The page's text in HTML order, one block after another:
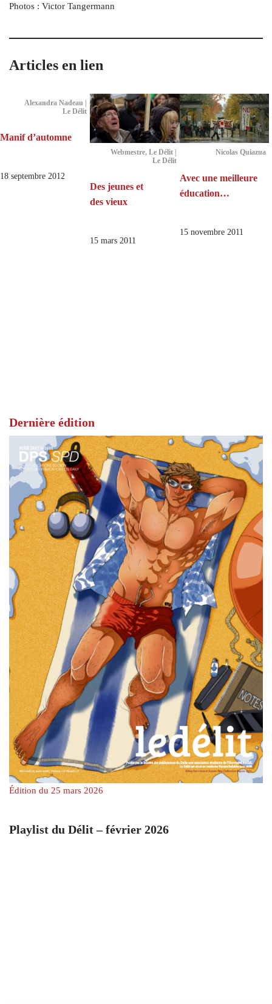
Photos : Victor Tangermann
Articles en lien
Alexandra Nadeau |
Le Délit
Manif d’automne
18 septembre 2012
Webmestre, Le Délit |
Le Délit
Des jeunes et
des vieux
15 mars 2011
Nicolas Quiazua
Avec une meilleure
éducation…
15 novembre 2011
Dernière édition
Édition du 25 mars 2026
Playlist du Délit – février 2026